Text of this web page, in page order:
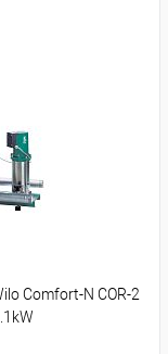
Comfort-N COR-2